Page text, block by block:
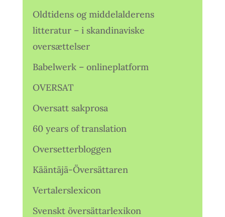
Oldtidens og middelalderens
litteratur – i skandinaviske
oversættelser
Babelwerk – onlineplatform
OVERSAT
Oversatt sakprosa
60 years of translation
Oversetterbloggen
Kääntäjä-Översättaren
Vertalerslexicon
Svenskt översättarlexikon